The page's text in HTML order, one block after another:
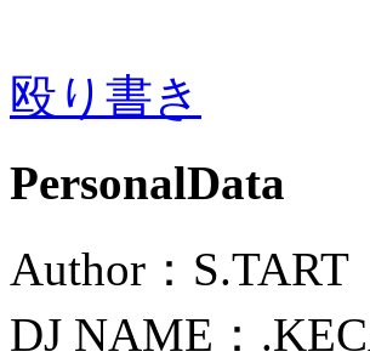
殴り書き
PersonalData
Author：S.TART
DJ NAME：